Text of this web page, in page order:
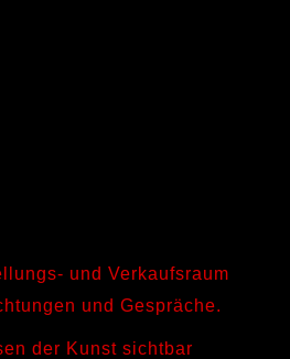
und Verkaufsraum
und Gespräche.
der Kunst sichtbar